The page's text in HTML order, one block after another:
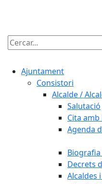
Cercar:
Ajuntament
Consistori
Alcalde /
Salutació
Cita amb
Agenda
Decrets
Alcaldes